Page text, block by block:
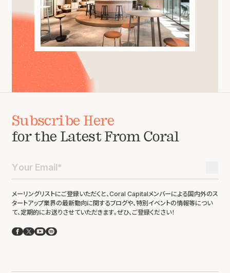
Subscribe Here
for the Latest From Coral
メーリングリストにご登録いただくと、Coral Capitalメンバーによる国内外のス
タートアップ業界の最新動向に関するブログや、特別イベントの情報等につい
て、定期的にお送りさせていただきます。ぜひ、ご登録ください！
Facebook
X YouTube
Spotify